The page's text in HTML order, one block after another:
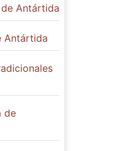
Antártida
Antártida
de